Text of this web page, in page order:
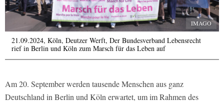
IMAGO
21.09.2024, Köln, Deutzer Werft, Der Bundesverband Lebensrecht
rief in Berlin und Köln zum Marsch für das Leben auf
Am 20. September werden tausende Menschen aus ganz
Deutschland in Berlin und Köln erwartet, um im Rahmen des